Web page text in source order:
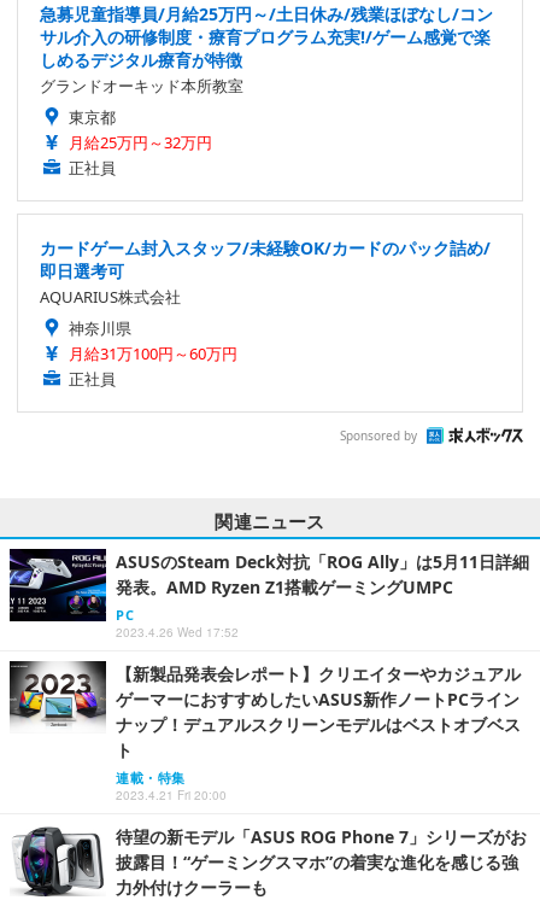
急募児童指導員/月給25万円～/土日休み/残業ほぼなし/コン
サル介入の研修制度・療育プログラム充実!/ゲーム感覚で楽
しめるデジタル療育が特徴
グランドオーキッド本所教室
東京都
月給25万円～32万円
正社員
カードゲーム封入スタッフ/未経験OK/カードのパック詰め/
即日選考可
AQUARIUS株式会社
神奈川県
月給31万100円～60万円
正社員
Sponsored by
関連ニュース
ASUSのSteam Deck対抗「ROG Ally」は5月11日詳細
発表。AMD Ryzen Z1搭載ゲーミングUMPC
PC
2023.4.26 Wed 17:52
【新製品発表会レポート】クリエイターやカジュアル
ゲーマーにおすすめしたいASUS新作ノートPCライン
ナップ！デュアルスクリーンモデルはベストオブベス
ト
連載・特集
2023.4.21 Fri 20:00
待望の新モデル「ASUS ROG Phone 7」シリーズがお
披露目！“ゲーミングスマホ”の着実な進化を感じる強
力外付けクーラーも